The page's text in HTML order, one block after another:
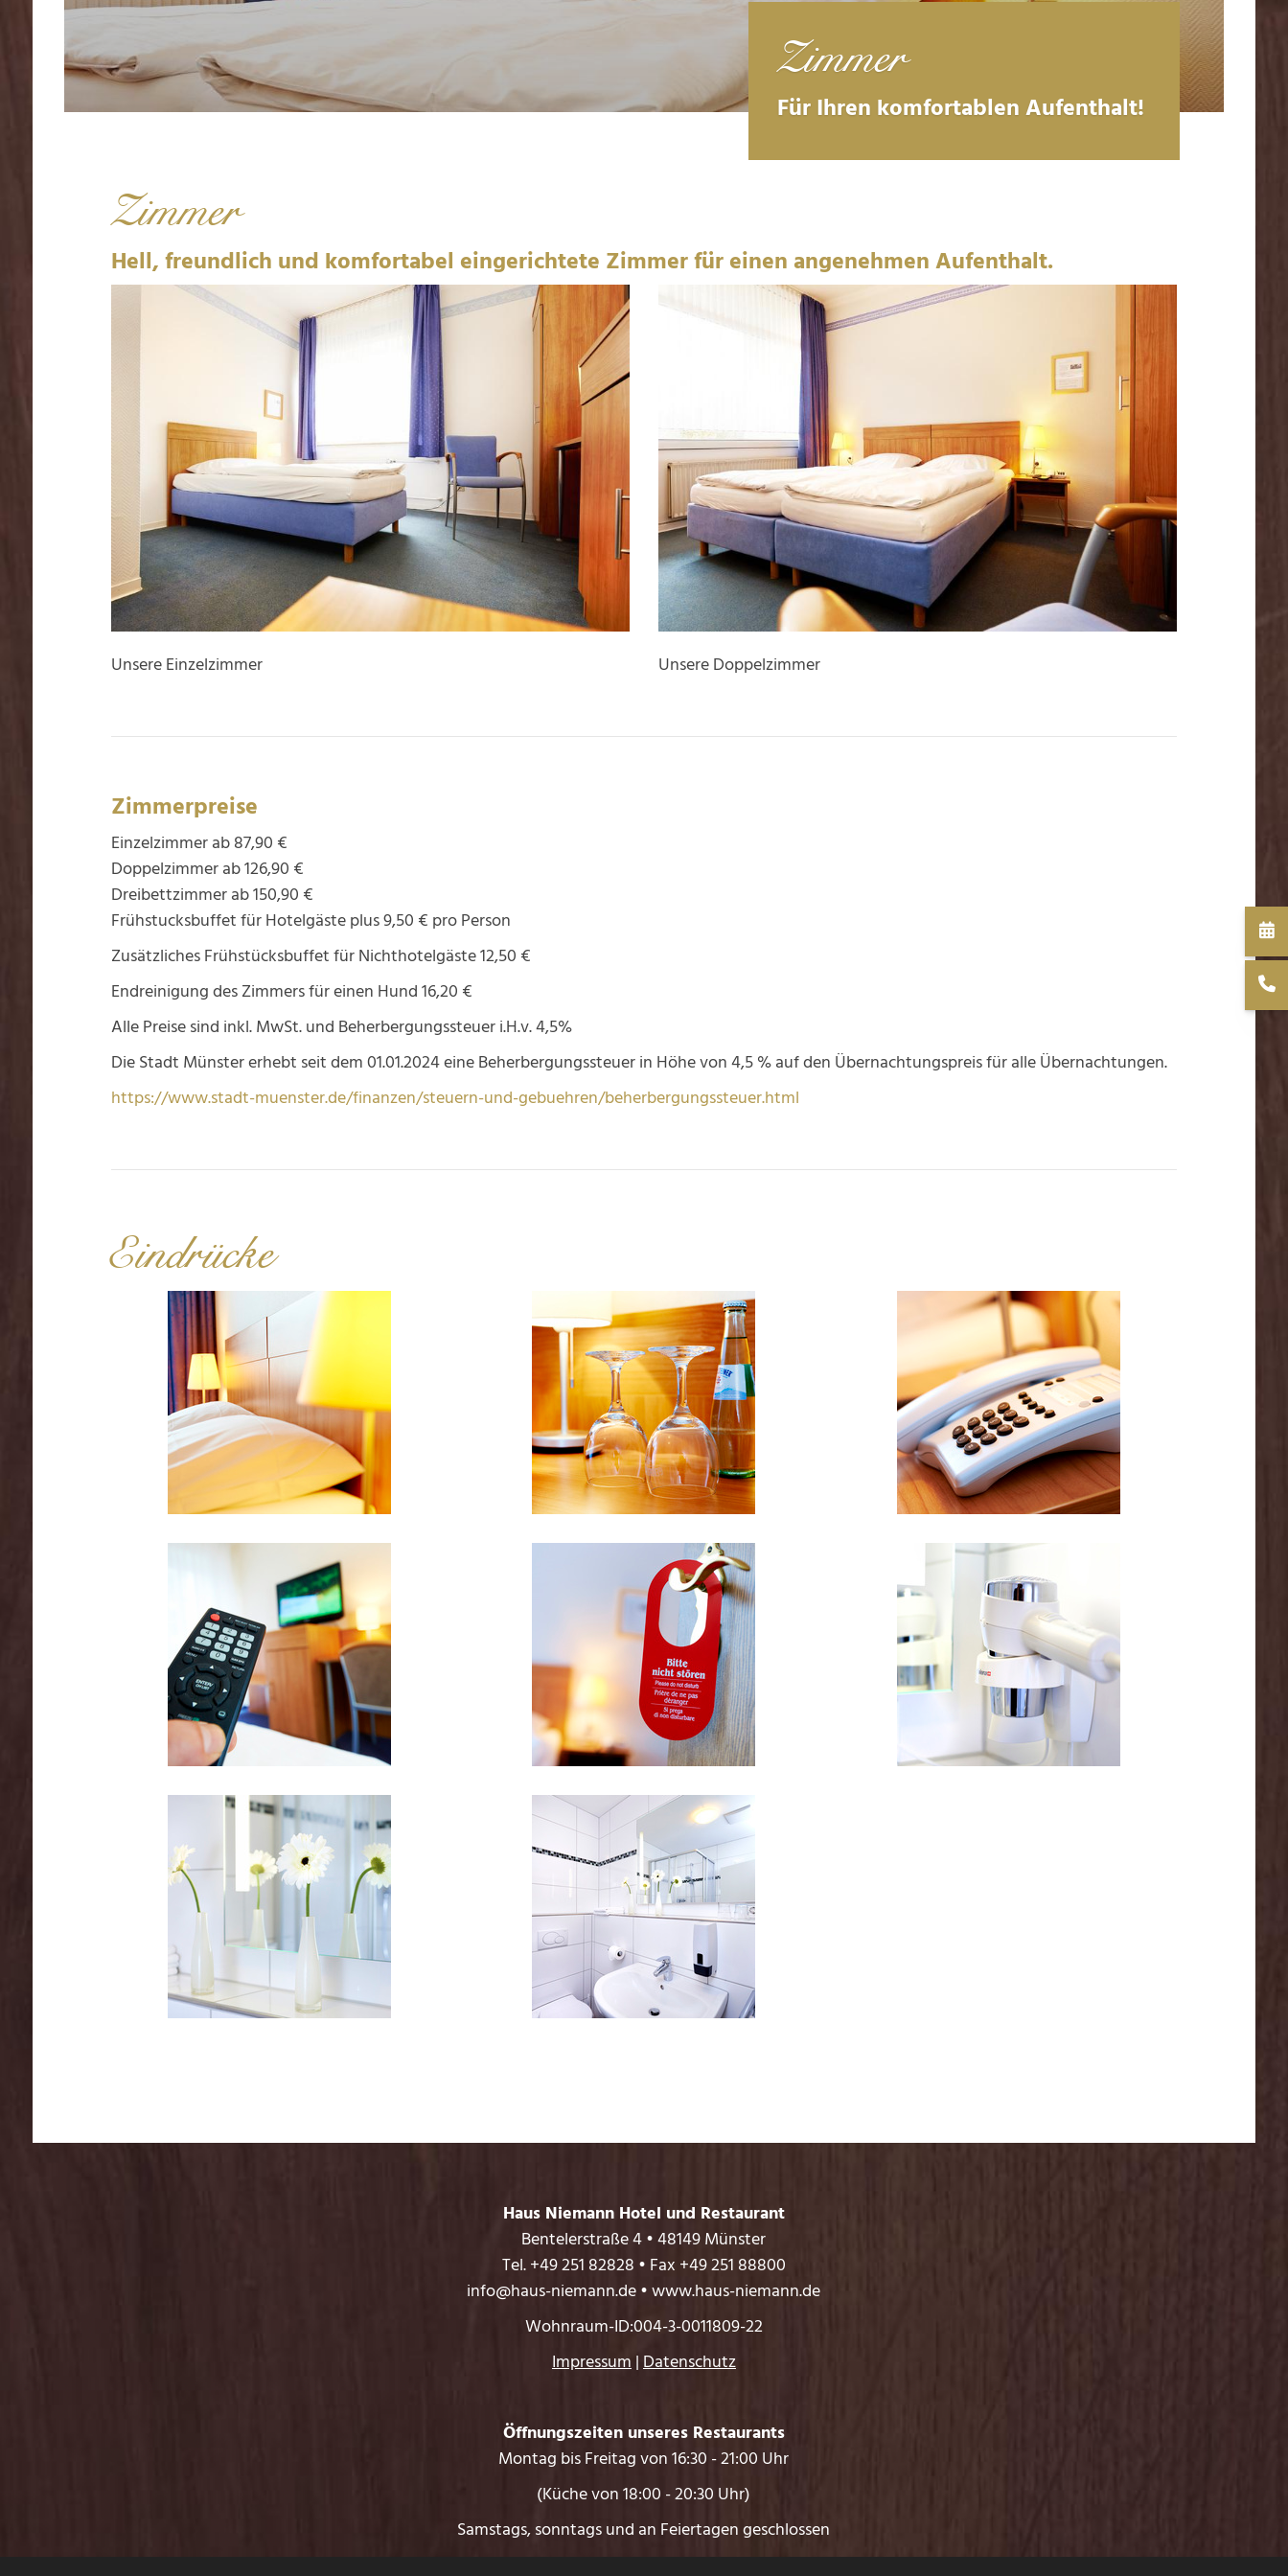
Zimmer
Für Ihren komfortablen Aufenthalt!
Zimmer
Hell, freundlich und komfortabel eingerichtete Zimmer für einen angenehmen Aufenthalt.
Unsere Einzelzimmer Unsere Doppelzimmer
Zimmerpreise
Einzelzimmer ab 87,90 €
Doppelzimmer ab 126,90 €
Dreibettzimmer ab 150,90 €
Frühstucksbuffet für Hotelgäste plus 9,50 € pro Person
Zusätzliches Frühstücksbuffet für Nichthotelgäste 12,50 €
Endreinigung des Zimmers für einen Hund 16,20 €
Alle Preise sind inkl. MwSt. und Beherbergungssteuer i.H.v. 4,5%
Die Stadt Münster erhebt seit dem 01.01.2024 eine Beherbergungssteuer in Höhe von 4,5 % auf den Übernachtungspreis für alle Übernachtungen.
https://www.stadt-muenster.de/finanzen/steuern-und-gebuehren/beherbergungssteuer.html
Eindrücke
Haus Niemann Hotel und Restaurant
Bentelerstraße 4 • 48149 Münster
Tel. +49 251 82828 • Fax +49 251 88800
info@haus-niemann.de • www.haus-niemann.de
Wohnraum-ID:004-3-0011809-22
Impressum|Datenschutz
Öffnungszeiten unseres Restaurants
Montag bis Freitag von 16:30 - 21:00 Uhr
(Küche von 18:00 - 20:30 Uhr)
Samstags, sonntags und an Feiertagen geschlossen